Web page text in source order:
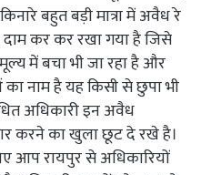
बहुत बड़ी मात्रा में अवैध रे
दाम कर कर रखा गया है जिसे
में बचा भी जा रहा है और
नाम है यह किसी से छुपा भी
अधिकारी इन अवैध
करने का खुला छूट दे रखे है।
आप रायपुर से अधिकारियों